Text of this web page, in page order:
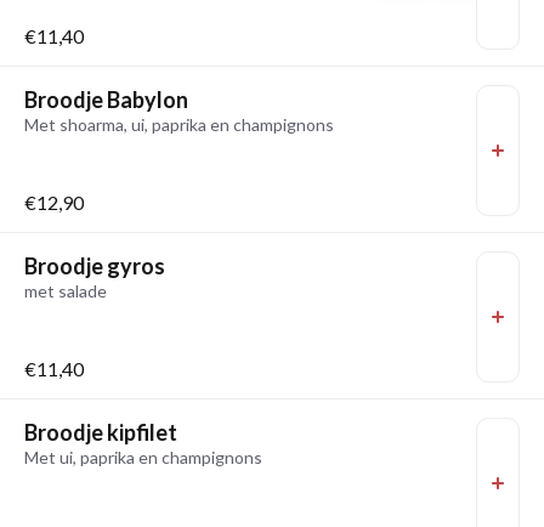
€11,40
Broodje Babylon
Met shoarma, ui, paprika en champignons
€12,90
Broodje gyros
met salade
€11,40
Broodje kipfilet
Met ui, paprika en champignons